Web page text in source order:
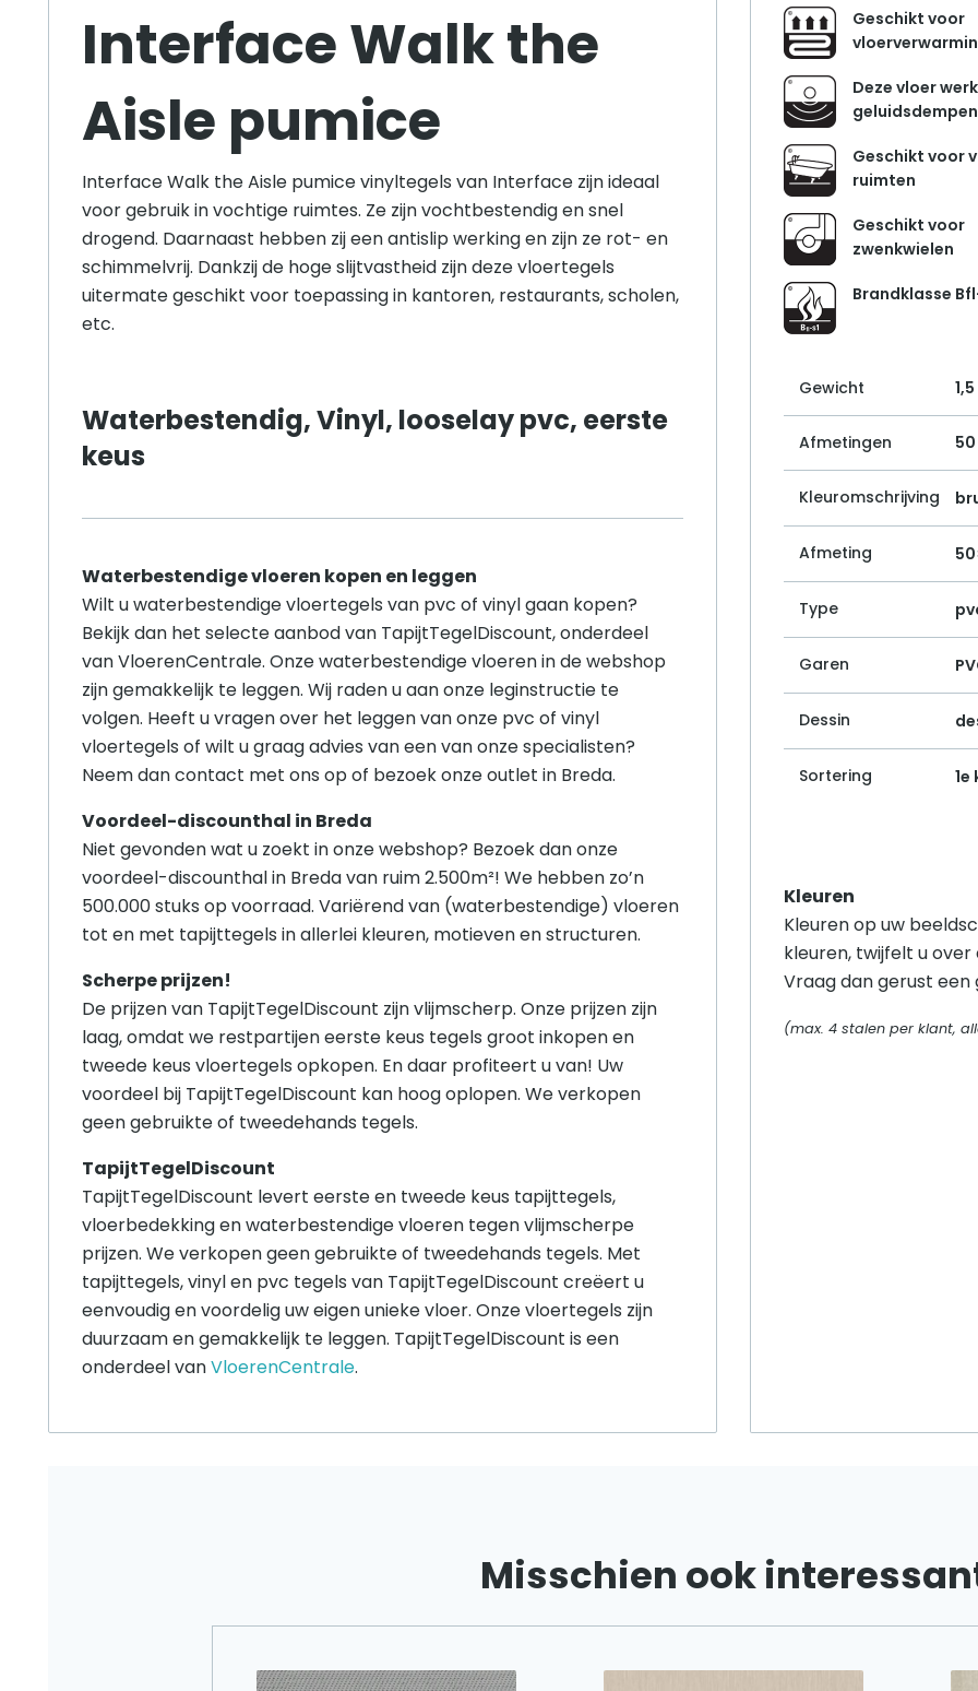
Interface Walk the
Aisle pumice
Interface Walk the Aisle pumice vinyltegels van Interface zijn ideaal
voor gebruik in vochtige ruimtes. Ze zijn vochtbestendig en snel
drogend. Daarnaast hebben zij een antislip werking en zijn ze rot- en
schimmelvrij. Dankzij de hoge slijtvastheid zijn deze vloertegels
uitermate geschikt voor toepassing in kantoren, restaurants, scholen,
etc.
Waterbestendig, Vinyl, looselay pvc, eerste
keus
Waterbestendige vloeren kopen en leggen
Wilt u waterbestendige vloertegels van pvc of vinyl gaan kopen?
Bekijk dan het selecte aanbod van TapijtTegelDiscount, onderdeel
van VloerenCentrale. Onze waterbestendige vloeren in de webshop
zijn gemakkelijk te leggen. Wij raden u aan onze leginstructie te
volgen. Heeft u vragen over het leggen van onze pvc of vinyl
vloertegels of wilt u graag advies van een van onze specialisten?
Neem dan contact met ons op of bezoek onze outlet in Breda.
Voordeel-discounthal in Breda
Niet gevonden wat u zoekt in onze webshop? Bezoek dan onze
voordeel-discounthal in Breda van ruim 2.500m²! We hebben zo’n
500.000 stuks op voorraad. Variërend van (waterbestendige) vloeren
tot en met tapijttegels in allerlei kleuren, motieven en structuren.
Scherpe prijzen!
De prijzen van TapijtTegelDiscount zijn vlijmscherp. Onze prijzen zijn
laag, omdat we restpartijen eerste keus tegels groot inkopen en
tweede keus vloertegels opkopen. En daar profiteert u van! Uw
voordeel bij TapijtTegelDiscount kan hoog oplopen. We verkopen
geen gebruikte of tweedehands tegels.
TapijtTegelDiscount
TapijtTegelDiscount levert eerste en tweede keus tapijttegels,
vloerbedekking en waterbestendige vloeren tegen vlijmscherpe
prijzen. We verkopen geen gebruikte of tweedehands tegels. Met
tapijttegels, vinyl en pvc tegels van TapijtTegelDiscount creëert u
eenvoudig en voordelig uw eigen unieke vloer. Onze vloertegels zijn
duurzaam en gemakkelijk te leggen. TapijtTegelDiscount is een
onderdeel vanVloerenCentrale.
Geschikt voor
Deze vloer
Geschikt voor
ruimten
Geschikt voor
zwenkwielen
Brandklasse
Gewicht
Afmetingen
Kleuromschrijving
Afmeting
Type
Garen
Dessin
Sortering 1e
Kleuren
Kleuren op uw
kleuren, twijfelt u over
Vraag dan gerust een
(max. 4 stalen per klant,
Misschien ook